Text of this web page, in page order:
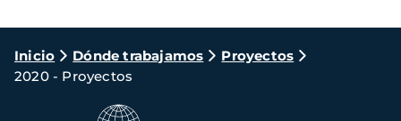
Ruta
de
navegación
Inicio Dónde trabajamos
Proyectos
2020 - Proyectos